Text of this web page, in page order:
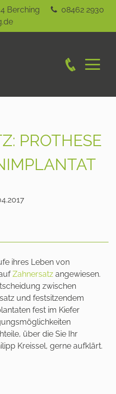
Berching
08462 2930
PROTHESE
ihres Leben von
Zahnersatz angewiesen.
zwischen
und festsitzendem
fest im Kiefer
über die Sie Ihr
Kreissel, gerne aufklärt.